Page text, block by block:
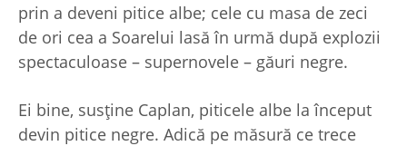
prin a deveni pitice albe; cele cu masa de zeci
de ori cea a Soarelui lasă în urmă după explozii
spectaculoase – supernovele – găuri negre.
Ei bine, susţine Caplan, piticele albe la început
devin pitice negre. Adică pe măsură ce trece